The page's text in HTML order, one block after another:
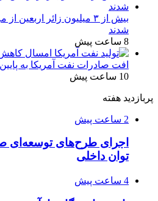
بیش از ۳ میلیون زائر
شدند
8 ساعت پیش
افت صادرات نفت آمریکا به پایین‌ترین
10 ساعت پیش
پربازدید هفته
2 ساعت پیش
اجرای طرح‌های توسعه‌ای
توان داخلی
4 ساعت پیش